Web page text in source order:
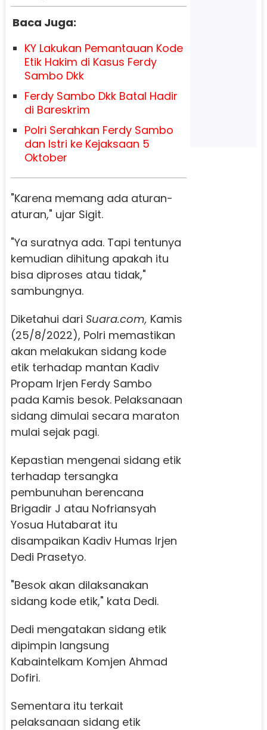
Baca Juga:
KY Lakukan Pemantauan Kode
Etik Hakim di Kasus Ferdy
Sambo Dkk
Ferdy Sambo Dkk Batal Hadir
di Bareskrim
Polri Serahkan Ferdy Sambo
dan Istri ke Kejaksaan 5
Oktober
"Karena memang ada aturan-
aturan," ujar Sigit.
"Ya suratnya ada. Tapi tentunya
kemudian dihitung apakah itu
bisa diproses atau tidak,"
sambungnya.
Diketahui dari Suara.com, Kamis
(25/8/2022), Polri memastikan
akan melakukan sidang kode
etik terhadap mantan Kadiv
Propam Irjen Ferdy Sambo
pada Kamis besok. Pelaksanaan
sidang dimulai secara maraton
mulai sejak pagi.
Kepastian mengenai sidang etik
terhadap tersangka
pembunuhan berencana
Brigadir J atau Nofriansyah
Yosua Hutabarat itu
disampaikan Kadiv Humas Irjen
Dedi Prasetyo.
"Besok akan dilaksanakan
sidang kode etik," kata Dedi.
Dedi mengatakan sidang etik
dipimpin langsung
Kabaintelkam Komjen Ahmad
Dofiri.
Sementara itu terkait
pelaksanaan sidang etik